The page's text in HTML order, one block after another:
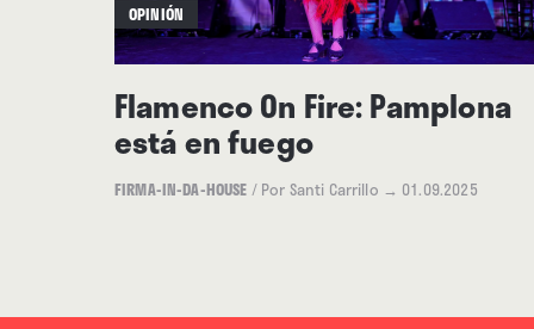
OPINIÓN
Flamenco On Fire: Pamplona
está en fuego
FIRMA-IN-DA-HOUSE / Por Santi Carrillo → 01.09.2025